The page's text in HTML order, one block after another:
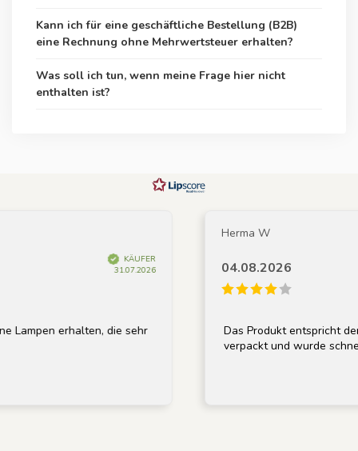
Kann ich für eine geschäftliche Bestellung (B2B)
eine Rechnung ohne Mehrwertsteuer erhalten?
Was soll ich tun, wenn meine Frage hier nicht
enthalten ist?
KÄUFER
31.07.2026
erhalten, die sehr
Herma W
04.08.2026
Das Produkt entspricht der
verpackt und wurde